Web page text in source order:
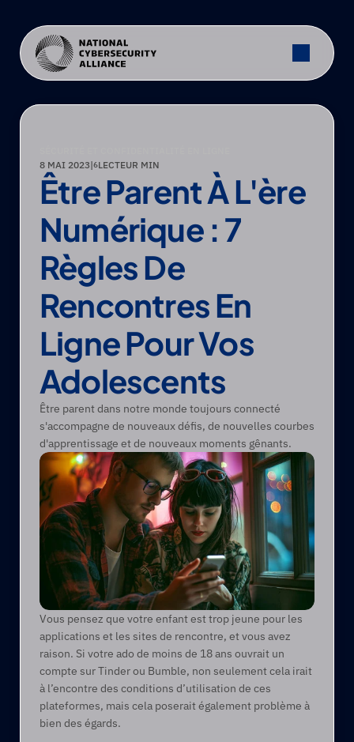
8 MAI 2023|6LECTEUR MIN
Être Parent À L'ère
Numérique : 7
Règles De
Rencontres En
Ligne Pour Vos
Adolescents
Être parent dans notre monde toujours connecté
s'accompagne de nouveaux défis, de nouvelles courbes
d'apprentissage et de nouveaux moments gênants.
Vous pensez que votre enfant est trop jeune pour les
applications et les sites de rencontre, et vous avez
raison. Si votre ado de moins de 18 ans ouvrait un
compte sur Tinder ou Bumble, non seulement cela irait
à l’encontre des conditions d’utilisation de ces
plateformes, mais cela poserait également problème à
bien des égards.